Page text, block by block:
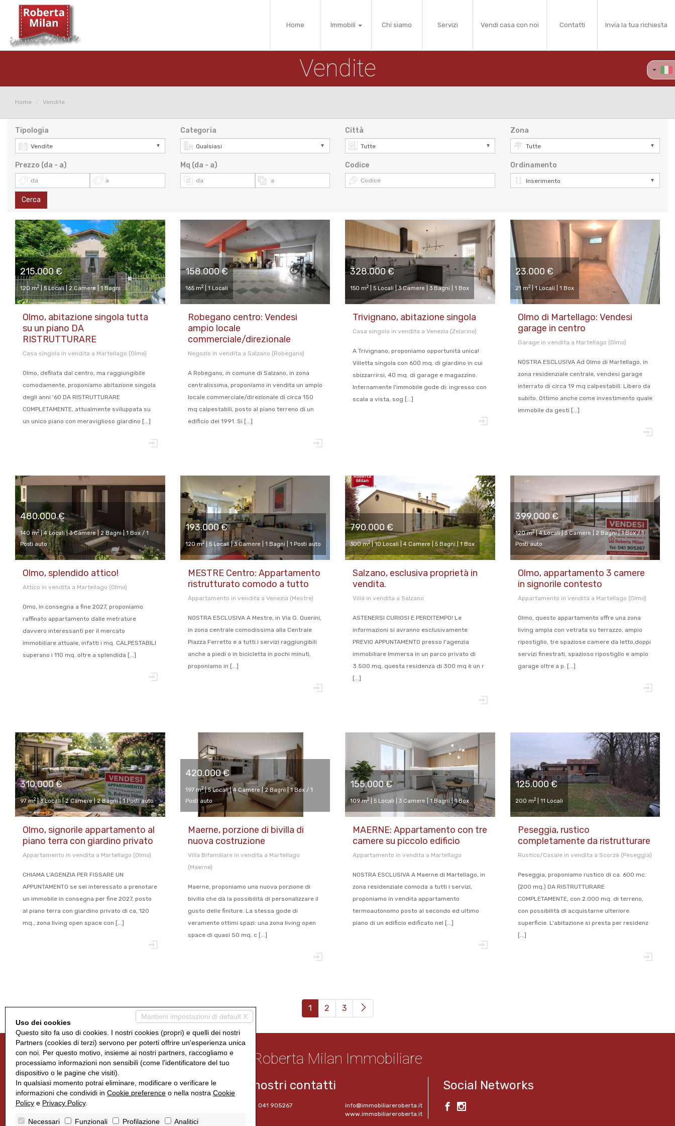
Home Immobili Chi siamo Servizi Vendi casa con noi Contatti Invia la tua richiesta
Vendite
Home Vendite
Tipologia Categoria Città Zona
Prezzo (da - a) Mq (da - a) Codice Ordinamento
Cerca
215.000 €
120 m2| 5 Locali | 2 Camere | 1 Bagni
Olmo, abitazione singola tutta
su un piano DA
RISTRUTTURARE
Casa singola in vendita a Martellago (Olmo)
Olmo, defilata dal centro, ma raggiungibile
comodamente, proponiamo abitazione singola
degli anni '60 DA RISTRUTTURARE
COMPLETAMENTE, attualmente sviluppata su
un unico piano con meraviglioso giardino [...]
158.000 €
165 m2| 1 Locali
Robegano centro: Vendesi
ampio locale
commerciale/direzionale
Negozio in vendita a Salzano (Robegano)
A Robegano, in comune di Salzano, in zona
centralissima, proponiamo in vendita un ampio
locale commerciale/direzionale di circa 150
mq calpestabili, posto al piano terreno di un
edificio del 1991. Si [...]
328.000 €
150 m2 | 5 Locali | 3 Camere | 3 Bagni | 1 Box
Trivignano, abitazione singola
Casa singola in vendita a Venezia (Zelarino)
A Trivignano, proponiamo opportunità unica!
Villetta singola con 600 mq. di giardino in cui
sbizzarrirsi, 40 mq. di garage e magazzino.
Internamente l'immobile gode di: ingresso con
scala a vista, sog [...]
23.000 €
21 m2| 1 Locali | 1 Box
Olmo di Martellago: Vendesi
garage in centro
Garage in vendita a Martellago (Olmo)
NOSTRA ESCLUSIVA Ad Olmo di Martellago, in
zona residenziale centrale, vendesi garage
interrato di circa 19 mq calpestabili. Libero da
subito. Ottimo anche come investimento quale
immobile da gesti [...]
480.000 €
140 m2| 4 Locali | 3 Camere | 2 Bagni | 1 Box / 1
Posti auto
Olmo, splendido attico!
Attico in vendita a Martellago (Olmo)
Omo, in consegna a fine 2027, proponiamo
raffinato appartamento dalle metrature
davvero interessanti per il mercato
immobiliare attuale, infatti i mq. CALPESTABILI
superano i 110 mq. oltre a splendida [...]
193.000 €
120 m2| 5 Locali | 3 Camere | 1 Bagni | 1 Posti auto
MESTRE Centro: Appartamento
ristrutturato comodo a tutto
Appartamento in vendita a Venezia (Mestre)
NOSTRA ESCLUSIVA A Mestre, in Via G. Querini,
in zona centrale comodissima alla Centrale
Piazza Ferretto e a tutti i servizi raggiungibili
anche a piedi o in bicicletta in pochi minuti,
proponiamo in [...]
790.000 €
300 m2| 10 Locali | 4 Camere | 5 Bagni | 1 Box
Salzano, esclusiva proprietà in
vendita.
Villa in vendita a Salzano
ASTENERSI CURIOSI E PERDITEMPO! Le
informazioni si avranno esclusivamente
PREVIO APPUNTAMENTO presso l'agenzia
immobiliare Immersa in un parco privato di
3.500 mq, questa residenza di 300 mq è un r
[...]
399.000 €
120 m2| 4 Locali | 3 Camere | 2 Bagni | 1 Box / 1
Posti auto
Olmo, appartamento 3 camere
in signorile contesto
Appartamento in vendita a Martellago (Olmo)
Olmo, questo appartamento offre una zona
living ampia con vetrata su terrazzo, ampio
ripostiglio, tre spaziose camere da letto,doppi
servizi finestrati, spazioso ripostiglio e ampio
garage oltre a p. [...]
310.000 €
97 m2| 3 Locali | 2 Camere | 2 Bagni | 1 Posti auto
Olmo, signorile appartamento al
piano terra con giardino privato
Appartamento in vendita a Martellago (Olmo)
CHIAMA L'AGENZIA PER FISSARE UN
APPUNTAMENTO se sei interessato a prenotare
un immobile in consegna per fine 2027, posto
al piano terra con giardino privato di ca, 120
mq., zona living open space con [...]
420.000 €
197 m2| 5 Locali | 4 Camere | 2 Bagni | 1 Box / 1
Posti auto
Maerne, porzione di bivilla di
nuova costruzione
Villa Bifamiliare in vendita a Martellago
(Maerne)
Maerne, proponiamo una nuova porzione di
bivilla che dà la possibilità di personalizzare il
gusto delle finiture. La stessa gode di
veramente ottimi spazi: una zona living open
space di quasi 50 mq. c [...]
155.000 €
109 m2 | 5 Locali | 3 Camere | 1 Bagni | 1 Box
MAERNE: Appartamento con tre
camere su piccolo edificio
Appartamento in vendita a Martellago
NOSTRA ESCLUSIVA A Maerne di Martellago, in
zona residenziale comoda a tutti i servizi,
proponiamo in vendita appartamento
termoautonomo posto al secondo ed ultimo
piano di un edificio edificato nel [...]
125.000 €
200 m2| 11 Locali
Peseggia, rustico
completamente da ristrutturare
Rustico/Casale in vendita a Scorzè (Peseggia)
Peseggia, proponiamo rustico di ca. 600 mc.
(200 mq.) DA RISTRUTTURARE
COMPLETAMENTE, con 2.000 mq. di terreno,
con possibilità di acquistarne ulteriore
superficie. L'abitazione si presta per residenz
[...]
1(current)
2 3
Roberta Milan Immobiliare
Dove siamo
Via Olmo, 168
I nostri contatti
Tel. 041 905267
info@immobiliareroberta.it
www.immobiliareroberta.it
Social Networks
Mantieni impostazioni di default X
Uso dei cookies
Questo sito fa uso di cookies. I nostri cookies (propri) e quelli dei nostri
Partners (cookies di terzi) servono per poterti offrire un'esperienza unica
con noi. Per questo motivo, insieme ai nostri partners, raccogliamo e
processiamo informazioni non sensibili (come l'identificatore del tuo
dispositivo o le pagine che visiti).
In qualsiasi momento potrai eliminare, modificare o verificare le
informazioni che condividi in Cookie preference o nella nostra Cookie
Policy e Privacy Policy.
Necessari Funzionali Profilazione Analitici